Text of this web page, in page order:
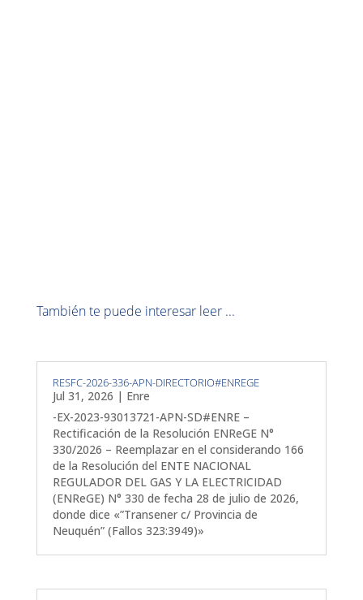
También te puede interesar leer ...
RESFC-2026-336-APN-DIRECTORIO#ENREGE
Jul 31, 2026 | Enre
-EX-2023-93013721-APN-SD#ENRE –
Rectificación de la Resolución ENReGE N°
330/2026 – Reemplazar en el considerando 166
de la Resolución del ENTE NACIONAL
REGULADOR DEL GAS Y LA ELECTRICIDAD
(ENReGE) N° 330 de fecha 28 de julio de 2026,
donde dice «”Transener c/ Provincia de
Neuquén” (Fallos 323:3949)»